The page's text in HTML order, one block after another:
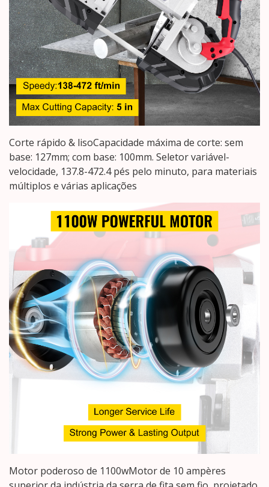
Corte rápido & lisoCapacidade máxima de corte: sem
base: 127mm; com base: 100mm. Seletor variável-
velocidade, 137.8-472.4 pés pelo minuto, para materiais
múltiplos e várias aplicações
Motor poderoso de 1100wMotor de 10 ampères